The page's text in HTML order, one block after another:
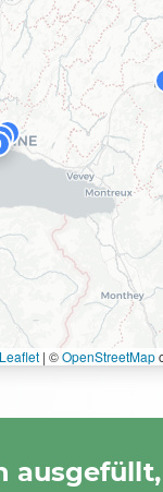
6
Leaflet | ©OpenStreetMap